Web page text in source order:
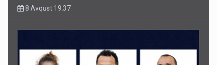
8 Avqust 19:37